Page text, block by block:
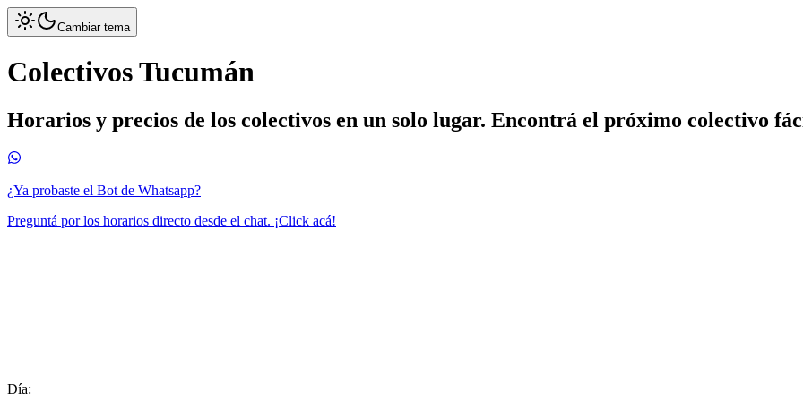
Cambiar tema
Colectivos Tucumán
Horarios y precios de los colectivos en un solo lugar. Encontrá el próximo colectivo
¿Ya probaste el Bot de Whatsapp?
Preguntá por los horarios directo desde el chat. ¡Click acá!
Día: